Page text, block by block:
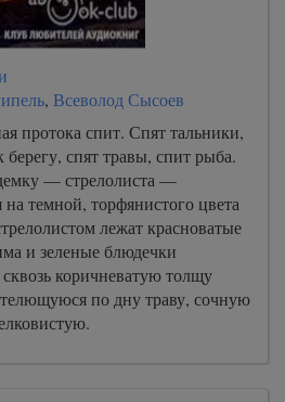
, Всеволод Сысоев
протока спит. Спят тальники,
спят травы, спит рыба.
— стрелолиста —
темной, торфянистого цвета
лежат красноватые
и зеленые блюдечки
коричневатую толщу
по дну траву, сочную